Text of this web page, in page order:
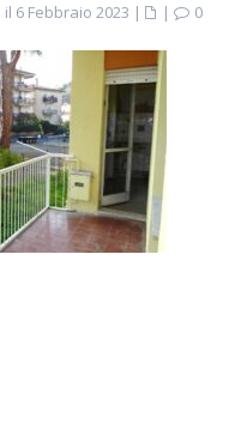
6 Febbraio 2023 | | 0